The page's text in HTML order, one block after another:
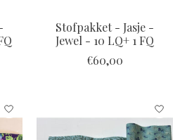
Stofpakket - Jasje -
Jewel - 10 LQ+ 1 FQ
€60,00